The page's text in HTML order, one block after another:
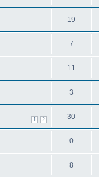
19
7
11
3
1 2 30
0
8